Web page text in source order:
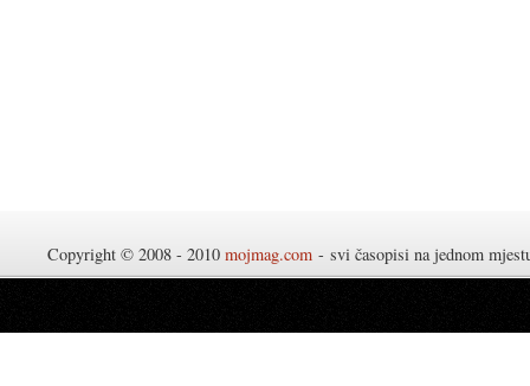
Copyright © 2008 - 2010 mojmag.com - svi časopisi na jednom